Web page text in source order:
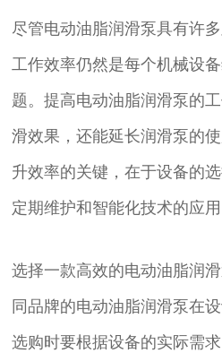
尽管电动油脂润滑泵具有许
工作效率仍然是每个机械设
题。提高电动油脂润滑泵的
滑效果，还能延长润滑泵的
升效率的关键，在于设备的
定期维护和智能化技术的应用
选择一款高效的电动油脂润
同品牌的电动油脂润滑泵在
选购时要根据设备的实际需